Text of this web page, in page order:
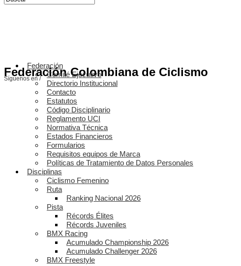
Federación Colombiana de Ciclismo
Síguenos en /
Federación
Comité Ejecutivo
Directorio Institucional
Contacto
Estatutos
Código Disciplinario
Reglamento UCI
Normativa Técnica
Estados Financieros
Formularios
Requisitos equipos de Marca
Políticas de Tratamiento de Datos Personales
Disciplinas
Ciclismo Femenino
Ruta
Ranking Nacional 2026
Pista
Récords Élites
Récords Juveniles
BMX Racing
Acumulado Championship 2026
Acumulado Challenger 2026
BMX Freestyle